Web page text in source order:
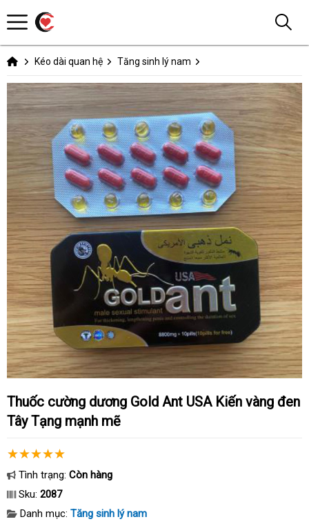
Kéo dài quan hệ Tăng sinh lý nam
Thuốc cường dương Gold Ant USA Kiến vàng đen
Tây Tạng mạnh mẽ
Tình trạng: Còn hàng
Sku: 2087
Danh mục: Tăng sinh lý nam